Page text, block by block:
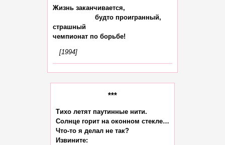
Жизнь заканчивается,
                     будто проигранный,
страшный
[1994]
***
Тихо летят паутинные нити.
Солнце горит на оконном стекле…
Что-то я делал не так?
Извините: